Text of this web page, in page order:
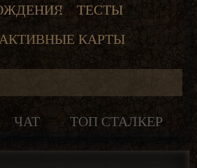
ТЕСТЫ
КАРТЫ
ЧАТ ТОП СТАЛКЕР